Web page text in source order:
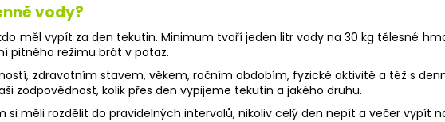
vody?
měl vypít za den tekutin. Minimum tvoří jeden litr vody na 30 kg tělesné
pitného režimu brát v potaz.
zdravotním stavem, věkem, ročním obdobím, fyzické aktivitě a též s
zodpovědnost, kolik přes den vypijeme tekutin a jakého druhu.
měli rozdělit do pravidelných intervalů, nikoliv celý den nepít a večer vypít